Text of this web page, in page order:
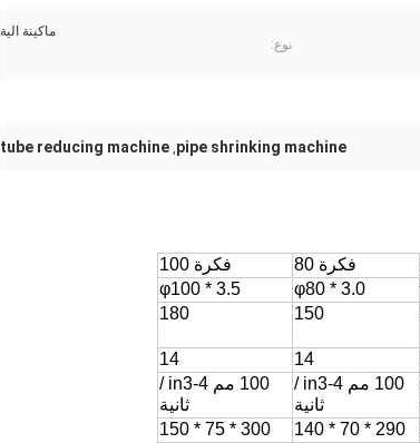
نوع:
ماكينة الية
pipe shrinking machine
,
tube reducing machine
فكرة 80
فكرة 100
φ80 * 3.0
φ100 * 3.5
150
180
14
14
100 مم in3-4 /
ثانية
100 مم in3-4 /
ثانية
290 * 70 * 140
300 * 75 * 150